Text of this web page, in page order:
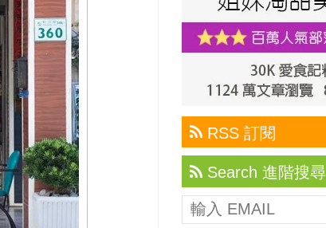
RSS 訂閱
Search 進階搜尋